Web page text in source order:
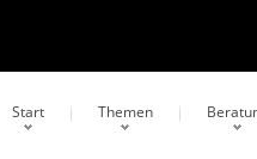
Start Themen